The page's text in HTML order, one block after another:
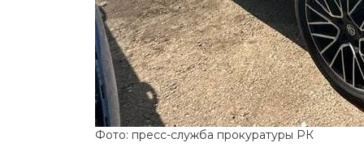
Фото: пресс-служба прокуратуры РК